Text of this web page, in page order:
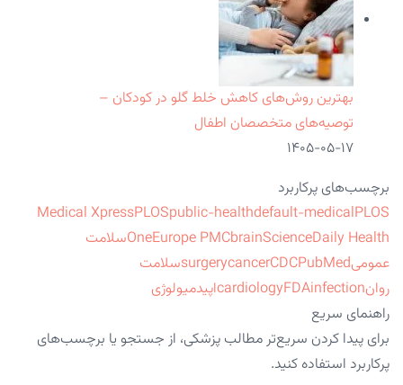
بهترین روش‌های کاهش خلط گلو در کودکان –
توصیه‌های متخصصان اطفال
۱۴۰۵-۰۵-۱۷
برچسب‌های پرکاربرد
Medical XpressPLOSpublic-healthdefault-medicalPLOS
OneEurope PMCbrainScienceDaily Health
سلامت
عمومی
surgerycancerCDCPubMed
سلامت
روان
cardiologyFDAinfection
اپیدمیولوژی
راهنمای سریع
برای پیدا کردن سریع‌تر مطالب پزشکی، از جستجو یا برچسب‌های
پرکاربرد استفاده کنید.